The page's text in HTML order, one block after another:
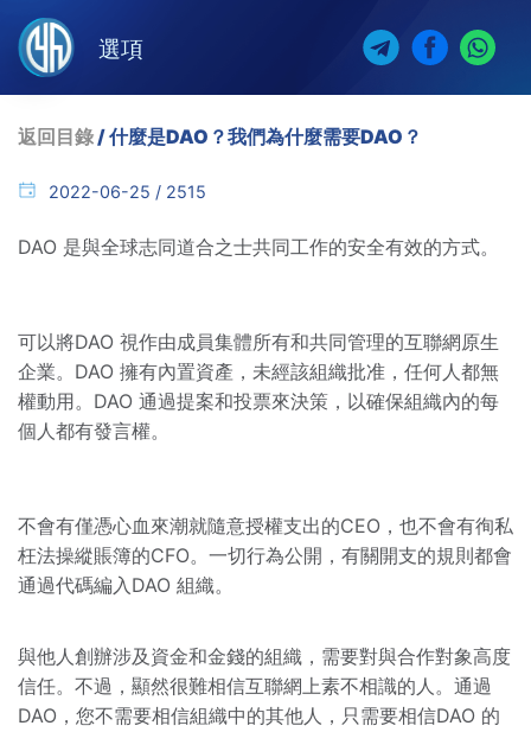
選項
返回目錄/ 什麼是DAO？我們為什麼需要DAO？
2022-06-25 / 2515
DAO 是與全球志同道合之士共同工作的安全有效的方式。
可以將DAO 視作由成員集體所有和共同管理的互聯網原生
企業。DAO 擁有內置資產，未經該組織批准，任何人都無
權動用。DAO 通過提案和投票來決策，以確保組織內的每
個人都有發言權。
不會有僅憑心血來潮就隨意授權支出的CEO，也不會有徇私
枉法操縱賬簿的CFO。一切行為公開，有關開支的規則都會
通過代碼編入DAO 組織。
與他人創辦涉及資金和金錢的組織，需要對與合作對象高度
信任。不過，顯然很難相信互聯網上素不相識的人。通過
DAO，您不需要相信組織中的其他人，只需要相信DAO 的